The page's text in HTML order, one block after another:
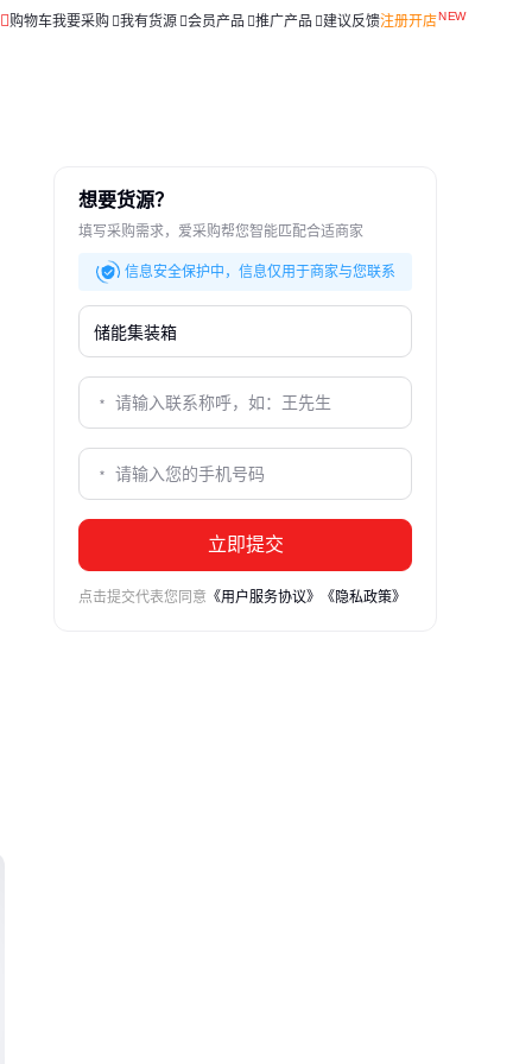
购物车我要采购 我有货源 会员产品 推广产品 建议反馈注册开店
想要货源？
填写采购需求，爱采购帮您智能匹配合适商家
信息安全保护中，信息仅用于商家与您联系
立即提交
点击提交代表您同意 《用户服务协议》 《隐私政策》